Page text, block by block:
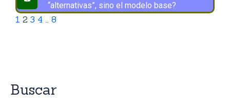
“alternativas”, sino el modelo base?
1 2 3 4 … 8
Buscar